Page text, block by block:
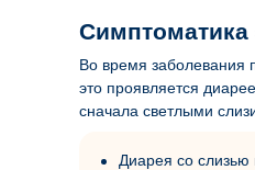
Во время заболевания
это проявляется
сначала светлыми
Диарея со слизью